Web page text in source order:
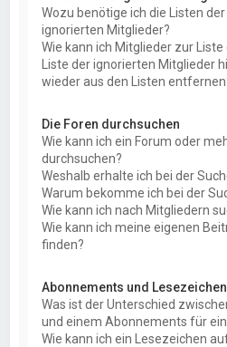
Wozu benötige ich die Listen
ignorierten Mitglieder?
Wie kann ich Mitglieder zur
Liste der ignorierten Mitglieder
wieder aus den Listen
Die Foren durchsuchen
Wie kann ich ein Forum oder
durchsuchen?
Weshalb erhalte ich bei der
Warum bekomme ich bei der
Wie kann ich nach Mitgliedern
Wie kann ich meine eigenen
finden?
Abonnements und Lesezeichen
Was ist der Unterschied
und einem Abonnements für
Wie kann ich ein Lesezeichen